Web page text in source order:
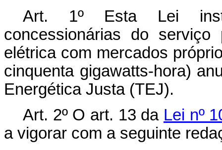
Art. 1º
Esta Lei
concessionárias do
elétrica com mercados
cinquenta gigawatts-hora)
Energética Justa (TEJ).
Art. 2º O art. 13 da Lei nº
a vigorar com a seguinte